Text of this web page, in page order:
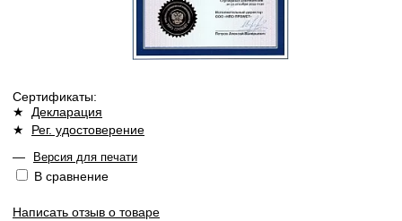
Сертификаты:
★ Декларация
★ Рег. удостоверение
—
Версия для печати
В сравнение
Написать отзыв о товаре